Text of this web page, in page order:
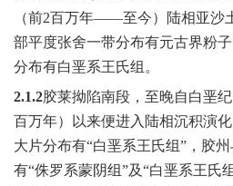
（前2百万年——至今）陆相亚沙
部平度张舍一带分布有元古界粉
分布有白垩系王氏组。
2.1.2胶莱拗陷南段，至晚自白垩
百万年）以来便进入陆相沉积演
大片分布有“白垩系王氏组”，胶
有“侏罗系蒙阴组”及“白垩系王氏